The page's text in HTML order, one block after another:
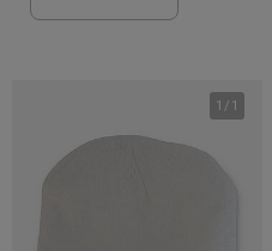
1 / 1